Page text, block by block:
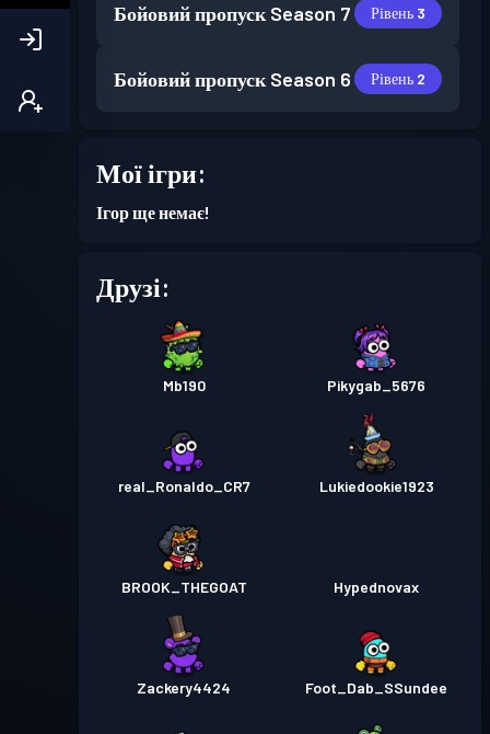
Бойовий пропуск Season 7 Рівень 3
Бойовий пропуск Season 6 Рівень 2
Мої ігри:
Ігор ще немає!
Друзі:
Mb190 Pikygab_5676
real_Ronaldo_CR7 Lukiedookie1923
BROOK_THEGOAT Hypednovax
Zackery4424 Foot_Dab_SSundee